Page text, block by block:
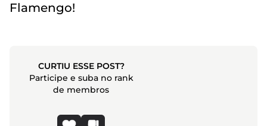
Flamengo!
CURTIU ESSE POST?
Participe e suba no rank
de membros